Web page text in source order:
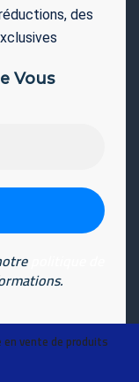
des
Vous
vente de produits